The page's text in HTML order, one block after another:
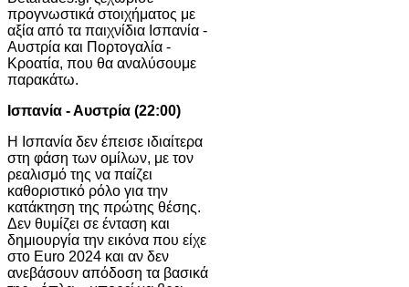
προγνωστικά στοιχήματος με
αξία από τα παιχνίδια Ισπανία -
Αυστρία και Πορτογαλία -
Κροατία, που θα αναλύσουμε
παρακάτω.
Ισπανία - Αυστρία (22:00)
Η Ισπανία δεν έπεισε ιδιαίτερα
στη φάση των ομίλων, με τον
ρεαλισμό της να παίζει
καθοριστικό ρόλο για την
κατάκτηση της πρώτης θέσης.
Δεν θυμίζει σε ένταση και
δημιουργία την εικόνα που είχε
στο Euro 2024 και αν δεν
ανεβάσουν απόδοση τα βασικά